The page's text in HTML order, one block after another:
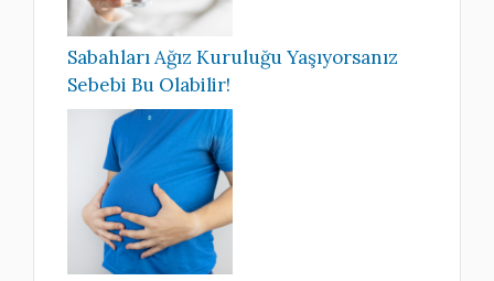
Sabahları Ağız Kuruluğu Yaşıyorsanız
Sebebi Bu Olabilir!